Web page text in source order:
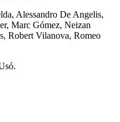
Alessandro De Angelis,
Marc Gómez, Neizan
Robert Vilanova, Romeo